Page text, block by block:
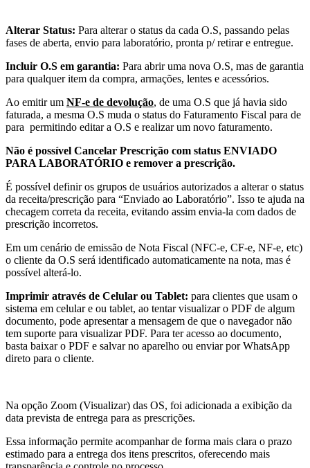
Alterar Status: Para alterar o status da cada O.S, passando pelas
fases de aberta, envio para laboratório, pronta p/ retirar e entregue.
Incluir O.S em garantia: Para abrir uma nova O.S, mas de garantia
para qualquer item da compra, armações, lentes e acessórios.
Ao emitir um NF-e de devolução, de uma O.S que já havia sido
faturada, a mesma O.S muda o status do Faturamento Fiscal para de
para permitindo editar a O.S e realizar um novo faturamento.
Não é possível Cancelar Prescrição com status ENVIADO
PARA LABORATÓRIO e remover a prescrição.
É possível definir os grupos de usuários autorizados a alterar o status
da receita/prescrição para “Enviado ao Laboratório”. Isso te ajuda na
checagem correta da receita, evitando assim envia-la com dados de
prescrição incorretos.
Em um cenário de emissão de Nota Fiscal (NFC-e, CF-e, NF-e, etc)
o cliente da O.S será identificado automaticamente na nota, mas é
possível alterá-lo.
Imprimir através de Celular ou Tablet: para clientes que usam o
sistema em celular e ou tablet, ao tentar visualizar o PDF de algum
documento, pode apresentar a mensagem de que o navegador não
tem suporte para visualizar PDF. Para ter acesso ao documento,
basta baixar o PDF e salvar no aparelho ou enviar por WhatsApp
direto para o cliente.
Na opção Zoom (Visualizar) das OS, foi adicionada a exibição da
data prevista de entrega para as prescrições.
Essa informação permite acompanhar de forma mais clara o prazo
estimado para a entrega dos itens prescritos, oferecendo mais